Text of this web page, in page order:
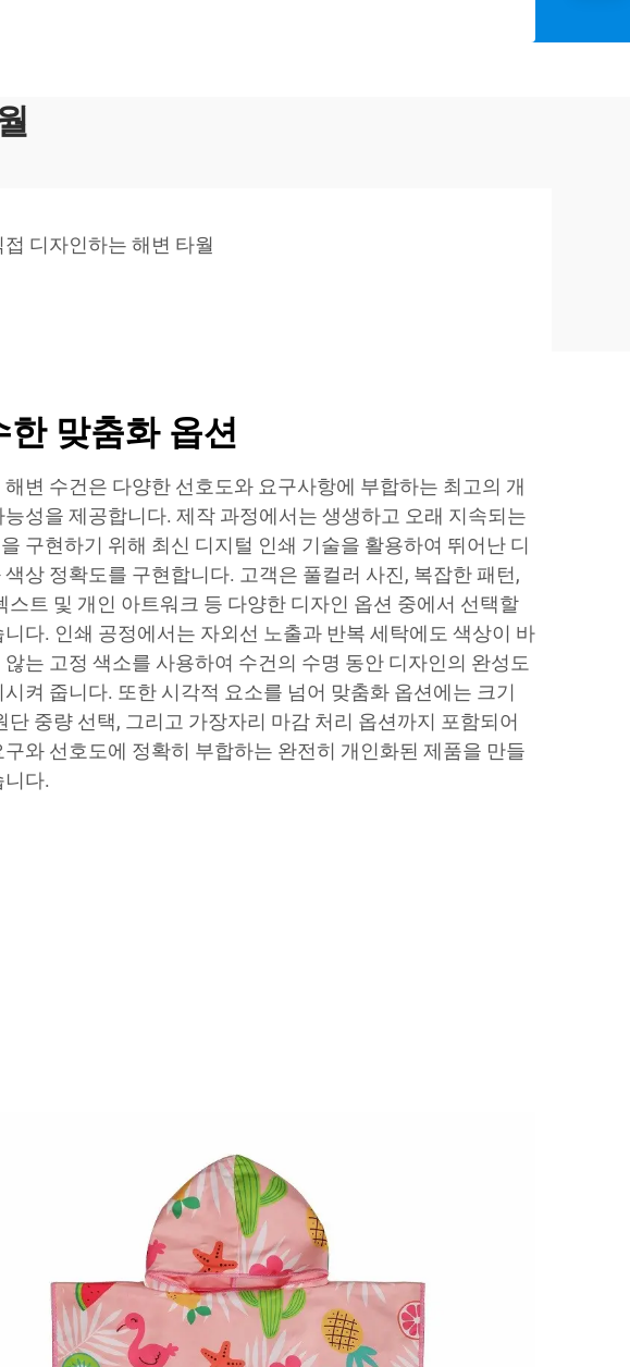
접 디자인하는 해변 타월
한 맞춤화 옵션
해변 수건은 다양한 선호도와 요구사항에 부합하는 최고의 개
능성을 제공합니다. 제작 과정에서는 생생하고 오래 지속되는
구현하기 위해 최신 디지털 인쇄 기술을 활용하여 뛰어난 디
색상 정확도를 구현합니다. 고객은 풀컬러 사진, 복잡한 패턴,
스트 및 개인 아트워크 등 다양한 디자인 옵션 중에서 선택할
니다. 인쇄 공정에서는 자외선 노출과 반복 세탁에도 색상이 바
않는 고정 색소를 사용하여 수건의 수명 동안 디자인의 완성도
시켜 줍니다. 또한 시각적 요소를 넘어 맞춤화 옵션에는 크기
단 중량 선택, 그리고 가장자리 마감 처리 옵션까지 포함되어
구와 선호도에 정확히 부합하는 완전히 개인화된 제품을 만들
니다.